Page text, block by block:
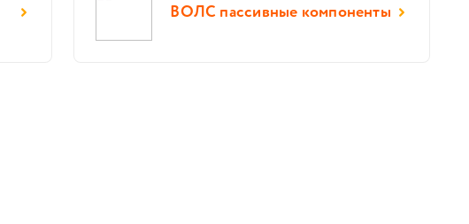
ВОЛС пассивные компоненты